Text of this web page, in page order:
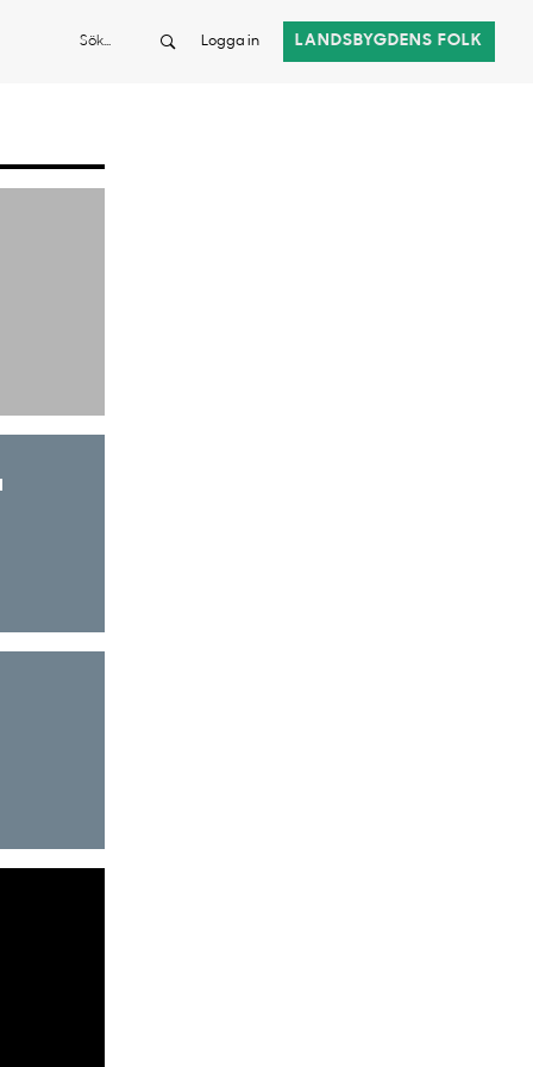
Sök Logga in LANDSBYGDENS FOLK